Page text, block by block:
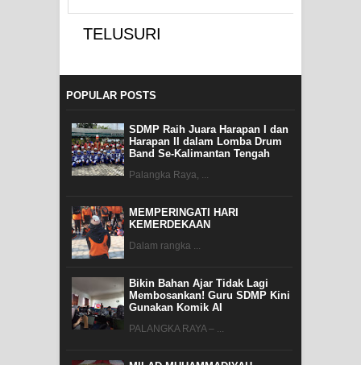
POPULAR POSTS
SDMP Raih Juara Harapan I dan
Harapan II dalam Lomba Drum
Band Se-Kalimantan Tengah
Palangka Raya, ...
MEMPERINGATI HARI
KEMERDEKAAN
Dalam rangka ...
Bikin Bahan Ajar Tidak Lagi
Membosankan! Guru SDMP Kini
Gunakan Komik AI
PALANGKA RAYA – ...